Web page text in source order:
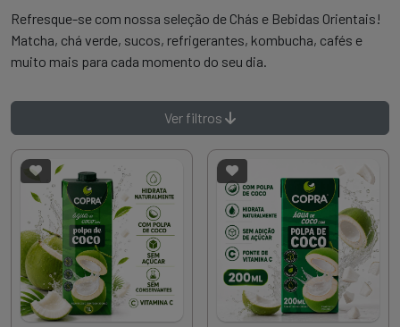
Refresque-se com nossa seleção de Chás e Bebidas Orientais!
Matcha, chá verde, sucos, refrigerantes, kombucha, cafés e
muito mais para cada momento do seu dia.
Ver filtros